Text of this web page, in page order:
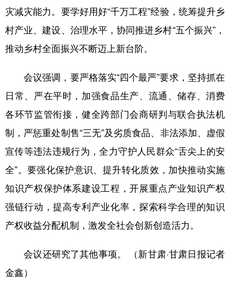
灾减灾能力。要学好用好“千万工程”经验，统筹提升乡
村产业、建设、治理水平，协同推进乡村“五个振兴”，
推动乡村全面振兴不断迈上新台阶。
会议强调，要严格落实“四个最严”要求，坚持抓在
日常、严在平时，加强食品生产、流通、储存、消费
各环节监管衔接，健全跨部门会商研判与联合执法机
制，严惩重处制售“三无”及劣质食品、非法添加、虚假
宣传等违法违规行为，全力守护人民群众“舌尖上的安
全”。要强化保护意识、提升转化质效，加快推动实施
知识产权保护体系建设工程，开展重点产业知识产权
强链行动，提高专利产业化率，探索科学合理的知识
产权收益分配机制，激发全社会创新创造活力。
会议还研究了其他事项。 （新甘肃·甘肃日报记者
金鑫）